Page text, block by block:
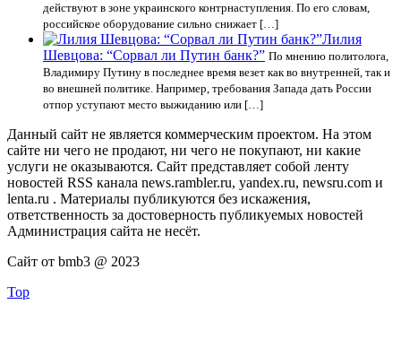
действуют в зоне украинского контрнаступления. По его словам,
российское оборудование сильно снижает […]
Лилия
Шевцова: “Сорвал ли Путин банк?” По мнению политолога,
Владимиру Путину в последнее время везет как во внутренней, так и
во внешней политике. Например, требования Запада дать России
отпор уступают место выжиданию или […]
Данный сайт не является коммерческим проектом. На этом
сайте ни чего не продают, ни чего не покупают, ни какие
услуги не оказываются. Сайт представляет собой ленту
новостей RSS канала news.rambler.ru, yandex.ru, newsru.com и
lenta.ru . Материалы публикуются без искажения,
ответственность за достоверность публикуемых новостей
Администрация сайта не несёт.
Сайт от bmb3 @ 2023
Top